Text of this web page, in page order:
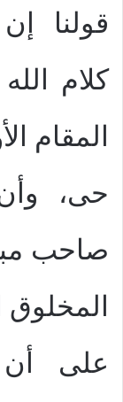
قولنا
كلام
المقام
حى،
صاحب
المخلوق
على